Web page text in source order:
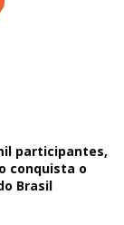
participantes,
conquista o
Brasil